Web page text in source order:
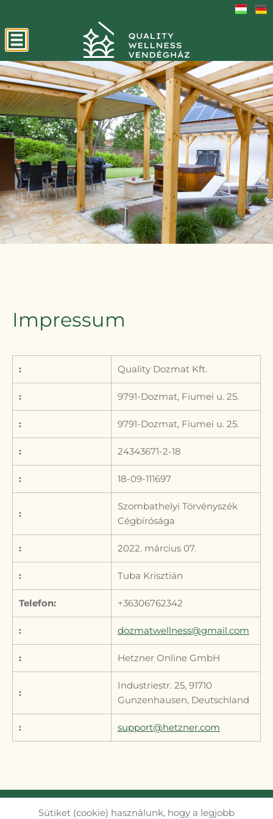
Impressum
: Quality Dozmat Kft.
: 9791-Dozmat, Fiumei u. 25.
: 9791-Dozmat, Fiumei u. 25.
: 24343671-2-18
: 18-09-111697
:
Szombathelyi Törvényszék
Cégbírósága
: 2022. március 07.
: Tuba Krisztián
Telefon: +36306762342
: dozmatwellness@gmail.com
: Hetzner Online GmbH
:
Industriestr. 25, 91710
Gunzenhausen, Deutschland
: support@hetzner.com
Sütiket (cookie) használunk, hogy a legjobb